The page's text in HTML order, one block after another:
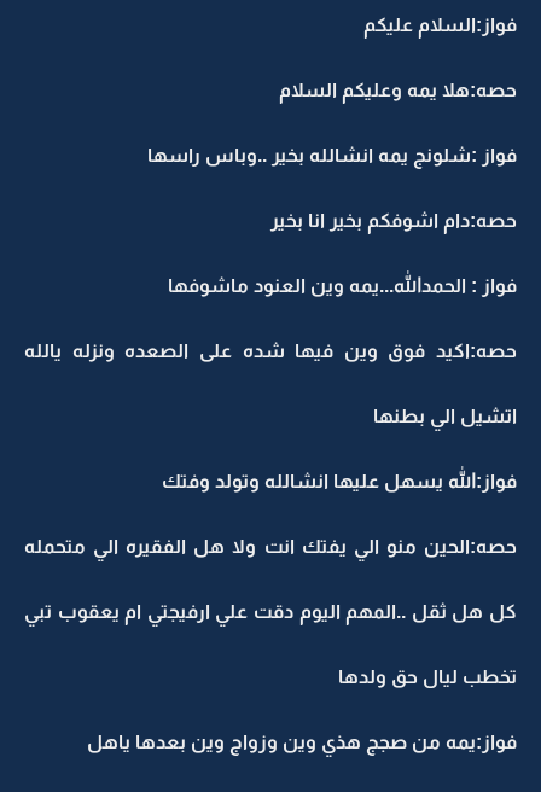
فواز:السلام عليكم
حصه:هلا يمه وعليكم السلام
فواز :شلونج يمه انشالله بخير ..وباس راسها
حصه:دام اشوفكم بخير انا بخير
فواز : الحمدالله...يمه وين العنود ماشوفها
حصه:اكيد فوق وين فيها شده على الصعده ونزله يالله
اتشيل الي بطنها
فواز:الله يسهل عليها انشالله وتولد وفتك
حصه:الحين منو الي يفتك انت ولا هل الفقيره الي متحمله
كل هل ثقل ..المهم اليوم دقت علي ارفيجتي ام يعقوب تبي
تخطب ليال حق ولدها
فواز:يمه من صجج هذي وين وزواج وين بعدها ياهل